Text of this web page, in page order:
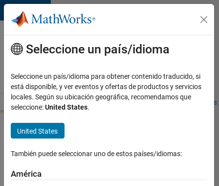
Saltar al contenido
Ofertas
de
empleo
MathWorks
Visión general Búsqueda de empleo Oficinas locales
Enviar
solicitud
Electric
Power
Seleccione un país/idioma
Seleccione un país/idioma para obtener contenido traducido, si
está disponible, y ver eventos y ofertas de productos y servicios
locales. Según su ubicación geográfica, recomendamos que
seleccione:United States.
United States
También puede seleccionar uno de estos países/idiomas:
América